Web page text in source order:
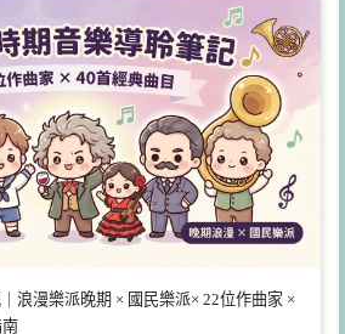
浪漫樂派晚期 × 國民樂派× 22位作曲家 ×